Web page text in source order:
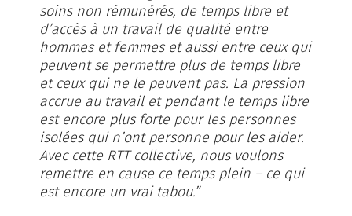
soins non rémunérés, de temps libre et
d’accès à un travail de qualité entre
hommes et femmes et aussi entre ceux qui
peuvent se permettre plus de temps libre
et ceux qui ne le peuvent pas. La pression
accrue au travail et pendant le temps libre
est encore plus forte pour les personnes
isolées qui n’ont personne pour les aider.
Avec cette RTT collective, nous voulons
remettre en cause ce temps plein – ce qui
est encore un vrai tabou.”